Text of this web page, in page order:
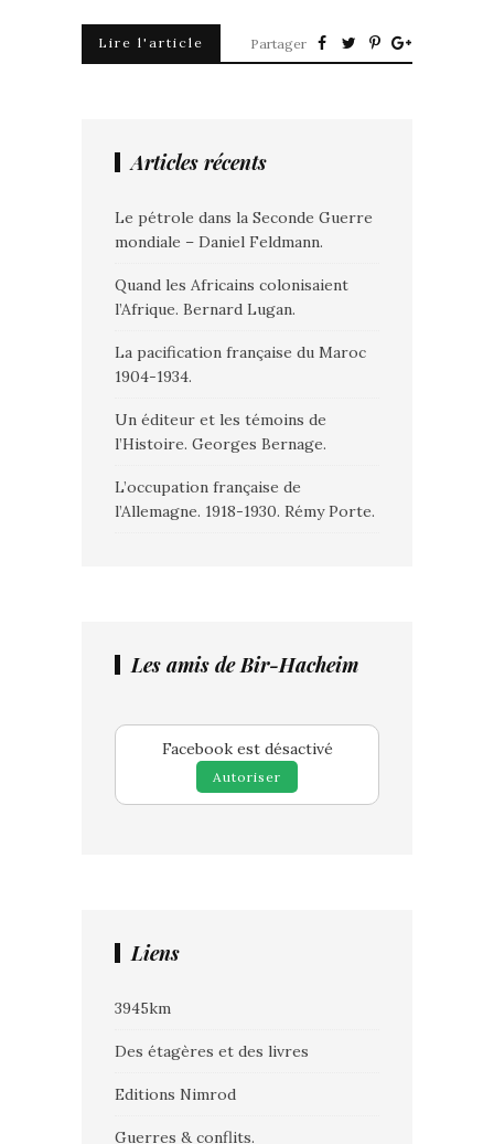
Lire l'article Partager
Articles récents
Le pétrole dans la Seconde Guerre
mondiale – Daniel Feldmann.
Quand les Africains colonisaient
l’Afrique. Bernard Lugan.
La pacification française du Maroc
1904-1934.
Un éditeur et les témoins de
l’Histoire. Georges Bernage.
L’occupation française de
l’Allemagne. 1918-1930. Rémy Porte.
Les amis de Bir-Hacheim
Facebook est désactivé
Autoriser
Liens
3945km
Des étagères et des livres
Editions Nimrod
Guerres & conflits.